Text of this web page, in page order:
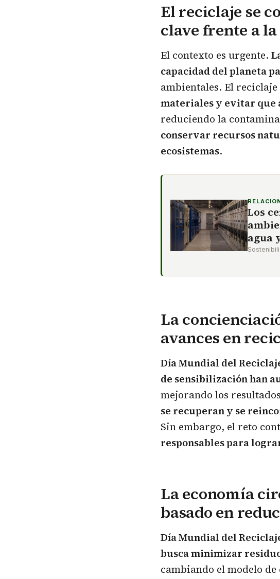
El reciclaje se
clave frente a
El contexto es urgente.
capacidad del planeta
ambientales. El
materiales y evitar que
reduciendo la
conservar recursos
ecosistemas.
Los
agua
La
avances en
Día Mundial del
de sensibilización han
mejorando los
se recuperan y se
Sin embargo, el reto
responsables para
La economía
basado en
Día Mundial del
busca minimizar
cambiando el modelo